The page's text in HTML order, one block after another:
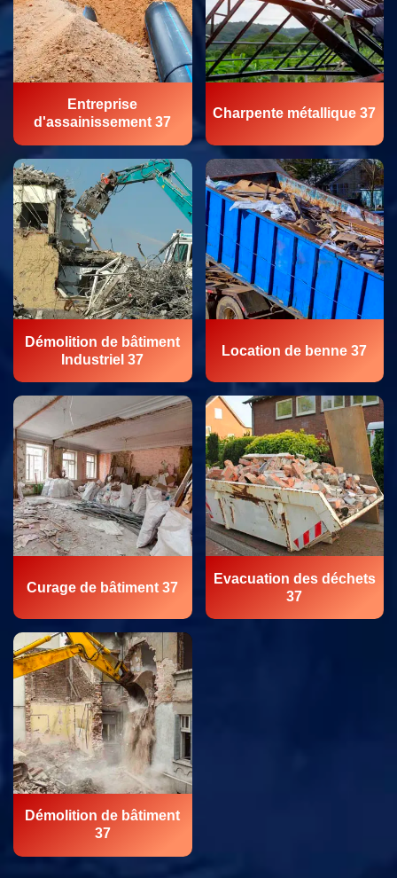
Entreprise
d'assainissement 37
Charpente métallique 37
Démolition de bâtiment
Industriel 37
Location de benne 37
Curage de bâtiment 37
Evacuation des déchets
37
Démolition de bâtiment
37